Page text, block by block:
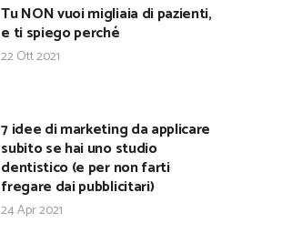
Tu NON vuoi migliaia di pazienti,
e ti spiego perché
22 Ott 2021
7 idee di marketing da applicare
subito se hai uno studio
dentistico (e per non farti
fregare dai pubblicitari)
24 Apr 2021